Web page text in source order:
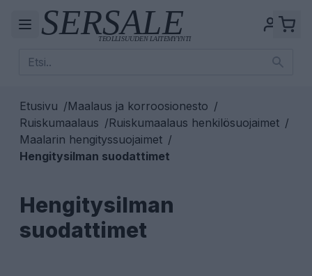
Etusivu /Maalaus ja korroosionesto /
Ruiskumaalaus /Ruiskumaalaus henkilösuojaimet /
Maalarin hengityssuojaimet /
Hengitysilman suodattimet
Hengitysilman
suodattimet